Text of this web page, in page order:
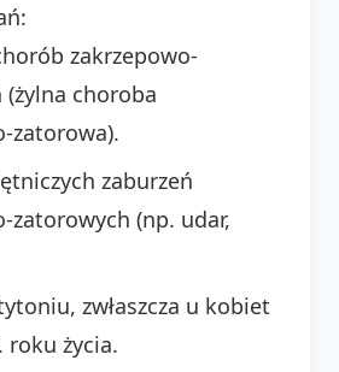
zakrzepowo-
choroba
zatorowa).
zaburzeń
zatorowych (np. udar,
zwłaszcza u kobiet
roku życia.